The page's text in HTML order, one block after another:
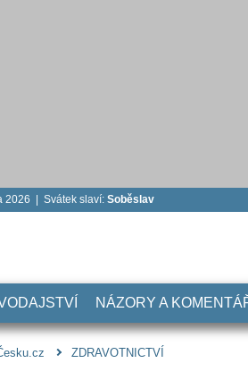
2026 | Svátek slaví: Soběslav
NÁZORY A
ZDRAVOTNICTVÍ